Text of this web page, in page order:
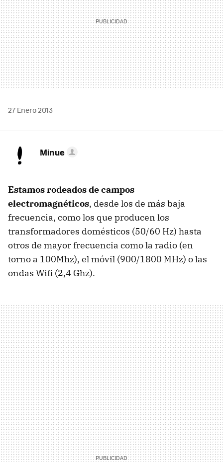
27 Enero 2013
Minue
Estamos rodeados de campos
electromagnéticos, desde los de más baja
frecuencia, como los que producen los
transformadores domésticos (50/60 Hz) hasta
otros de mayor frecuencia como la radio (en
torno a 100Mhz), el móvil (900/1800 MHz) o las
ondas Wifi (2,4 Ghz).